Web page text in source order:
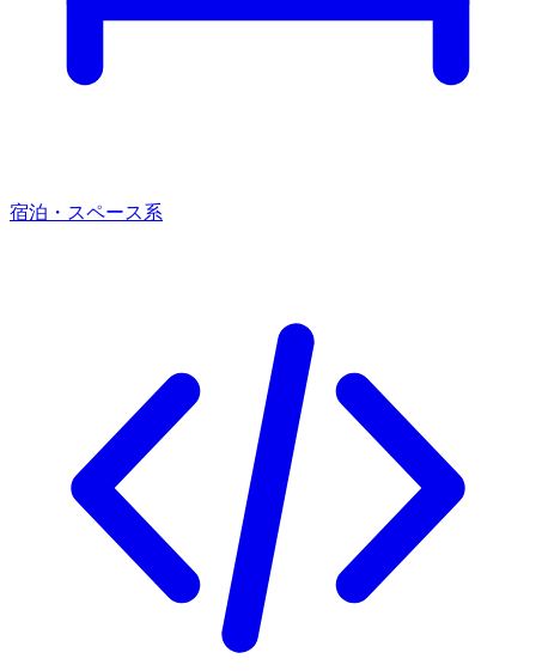
宿泊・スペース系